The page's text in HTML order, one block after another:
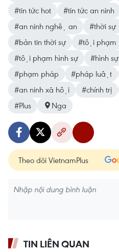
#tin tức hot
#tin tức an ninh
#an ninh nghệ an
#thời sự
#bản tin thời sự
#tội phạm
#tội phạm hình sự
#hình sự
#phạm pháp
#pháp luật
#an ninh xã hội
#chính trị
#Plus
Nga
Theo dõi VietnamPlus
TIN LIÊN QUAN